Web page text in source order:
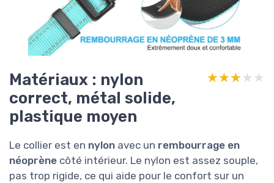
Matériaux : nylon
correct, métal solide,
plastique moyen
★★★★★
★★★★★
Le collier est en nylon avec un rembourrage en
néoprène côté intérieur. Le nylon est assez souple,
pas trop rigide, ce qui aide pour le confort sur un